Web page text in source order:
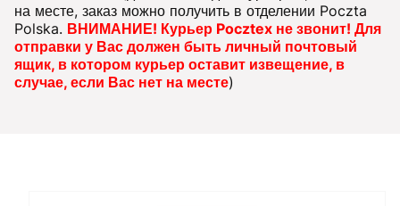
на месте, заказ можно получить в отделении Poczta
Polska. ВНИМАНИЕ! Курьер Pocztex не звонит! Для
отправки у Вас должен быть личный почтовый
ящик, в котором курьер оставит извещение, в
случае, если Вас нет на месте)